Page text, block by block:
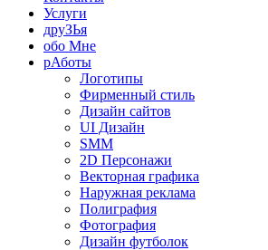
Услуги
друЗЬя
обо Мне
рАботы
Логотипы
Фирменный стиль
Дизайн сайтов
UI Дизайн
SMM
2D Персонажи
Векторная графика
Наружная реклама
Полиграфия
Фотография
Дизайн футболок